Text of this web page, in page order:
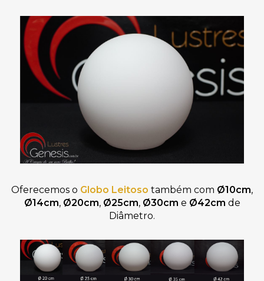
Oferecemos o Globo Leitoso também com Ø10cm,
Ø14cm, Ø20cm, Ø25cm, Ø30cm e Ø42cm de
Diâmetro.